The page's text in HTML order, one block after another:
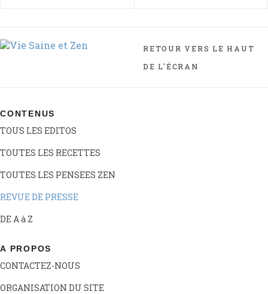
RETOUR VERS LE HAUT
DE L'ÉCRAN
CONTENUS
TOUS LES EDITOS
TOUTES LES RECETTES
TOUTES LES PENSEES ZEN
REVUE DE PRESSE
DE A à Z
A PROPOS
CONTACTEZ-NOUS
ORGANISATION DU SITE